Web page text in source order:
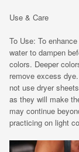
Use & Care
To Use: To
water to dampen
colors. Deeper
remove excess
not use dryer
as they will make
may continue
practicing on light